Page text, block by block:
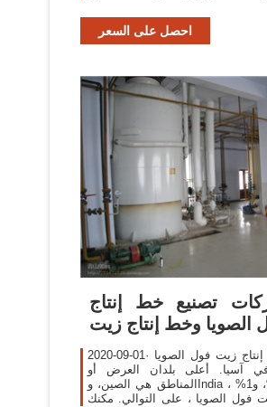
احصل على السعر
تصنيع خط إنتاج
الصويا وخط إنتاج زيت
2020-09-01· هناك 1304 خط إنتاج زيت فول الصويا
آسيا. أعلى بلدان العرض أو
المناطق هي الصين، وIndia ، والتي توفر 99%، و1%
فول الصويا ، على التوالي. مكنك